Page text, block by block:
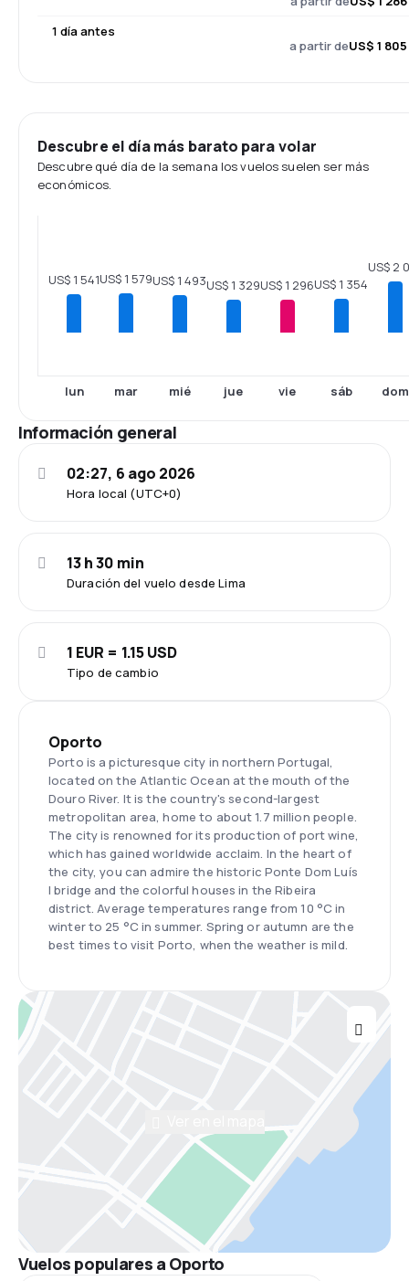
1 día antes
a partir deUS$ 1 805
Descubre el día más barato para volar
Descubre qué día de la semana los vuelos suelen ser más
económicos.
US$ 1 541
lun
US$ 1 579
mar
US$ 1 493
mié
US$ 1 329
jue
US$ 1 296
vie
US$ 1 354
sáb
US$ 2
dom
Información general
Hora local (UTC+0)
02:27, 6 ago 2026
Duración del vuelo desde Lima
13 h 30 min
Tipo de cambio
1 EUR = 1.15 USD
Oporto
Porto is a picturesque city in northern Portugal,
located on the Atlantic Ocean at the mouth of the
Douro River. It is the country's second-largest
metropolitan area, home to about 1.7 million people.
The city is renowned for its production of port wine,
which has gained worldwide acclaim. In the heart of
the city, you can admire the historic Ponte Dom Luís
I bridge and the colorful houses in the Ribeira
district. Average temperatures range from 10 °C in
winter to 25 °C in summer. Spring or autumn are the
best times to visit Porto, when the weather is mild.
Vuelos populares a Oporto